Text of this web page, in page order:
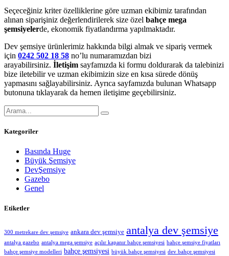
Seçeceğiniz kriter özelliklerine göre uzman ekibimiz tarafından
alınan siparişiniz değerlendirilerek size özel bahçe mega
şemsiyelerde, ekonomik fiyatlandırma yapılmaktadır.
Dev şemsiye ürünlerimiz hakkında bilgi almak ve sipariş vermek
için 0242 502 18 58 no’lu numaramızdan bizi
arayabilirsiniz. İletişim sayfamızda ki formu doldurarak da talebinizi
bize iletebilir ve uzman ekibimizin size en kısa sürede dönüş
yapmasını sağlayabilirsiniz. Ayrıca sayfamızda bulunan Whatsapp
butonuna tıklayarak da hemen iletişime geçebilirsiniz.
Kategoriler
Basında Huge
Büyük Şemsiye
DevŞemsiye
Gazebo
Genel
Etiketler
300 metrekare dev şemsiye ankara dev şemsiye antalya dev şemsiye
antalya gazebo antalya mega şemsiye açılır kapanır bahçe şemsiyesi bahçe şemsiye fiyatları
bahçe şemsiye modelleri bahçe şemsiyesi büyük bahçe şemsiyesi dev bahçe şemsiyesi